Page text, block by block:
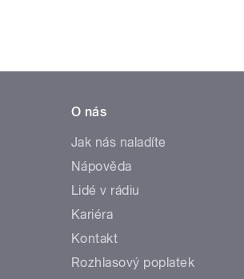
O nás
Jak nás naladíte
Nápověda
Lidé v rádiu
Kariéra
Kontakt
Rozhlasový poplatek